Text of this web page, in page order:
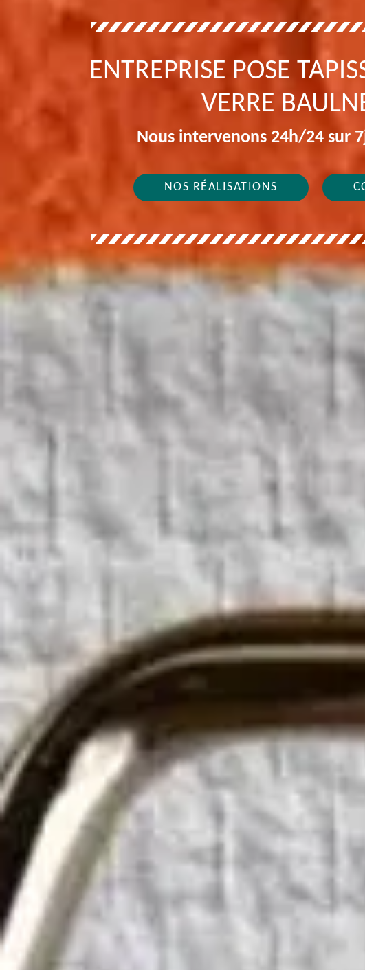
ENTREPRISE POSE
VERRE
Nous intervenons 24h/24 sur
NOS RÉALISATIONS